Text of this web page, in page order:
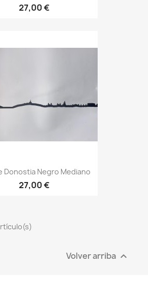
27,00 €
Donostia Negro Mediano
27,00 €
Volver arriba 